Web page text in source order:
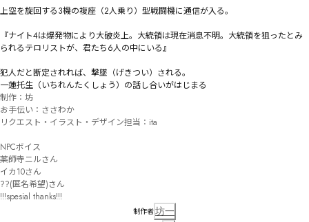
上空を旋回する3機の複座（2人乗り）型戦闘機に通信が入る。
『ナイト4は爆発物により大破炎上。大統領は現在消息不明。大統領を狙ったとみ
られるテロリストが、――君たち6人の中にいる』
犯人だと断定されれば、撃墜（げきつい）される。
一蓮托生（いちれんたくしょう）の話し合いがはじまる――
制作：坊
お手伝い：ささわか
リクエスト・イラスト・デザイン担当：ita
NPCボイス
薬師寺ニルさん
イカ10さん
??(匿名希望)さん
!!!spesial thanks!!!
制作者坊一